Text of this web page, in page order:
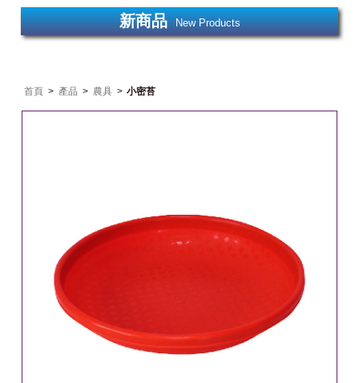
新商品 New Products
首頁 > 產品 > 農具 > 小密苔